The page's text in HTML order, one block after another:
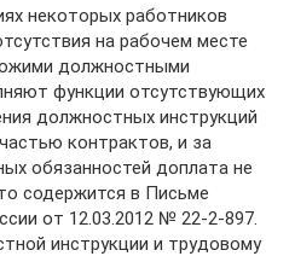
некоторых работников
на рабочем месте
должностными
функции отсутствующих
должностных инструкций
контрактов, и за
обязанностей доплата не
содержится в Письме
от 12.03.2012 № 22-2-897.
инструкции и трудовому